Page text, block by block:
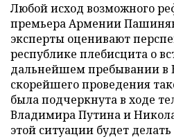
Любой исход возможного
премьера Армении
эксперты оценивают
республике плебисцита о
дальнейшем пребывании в
скорейшего проведения
была подчеркнута в ходе
Владимира Путина и
этой ситуации будет